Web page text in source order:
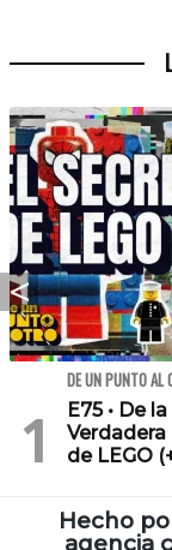
DE UN PUNTO AL
E75 • De
Verdadera
de LEGO
Hecho
agencia